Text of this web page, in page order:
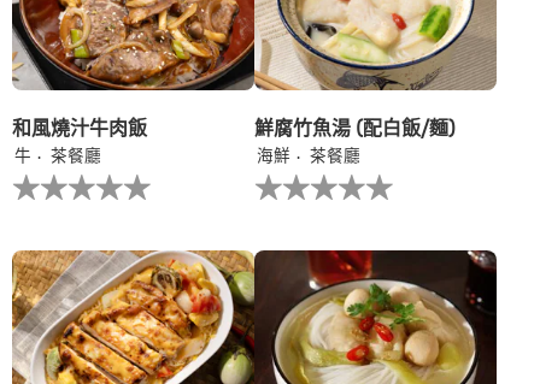
评
级
炒
河
的
平
均
评
分
为
2.0，
共
分，
3。
和風燒汁牛肉飯
牛
茶餐廳
没
有
个
recipe
提
交
评
级
鮮腐竹魚湯 (配白飯/麵)
海鮮
茶餐廳
没
有
个
recipe
评
级